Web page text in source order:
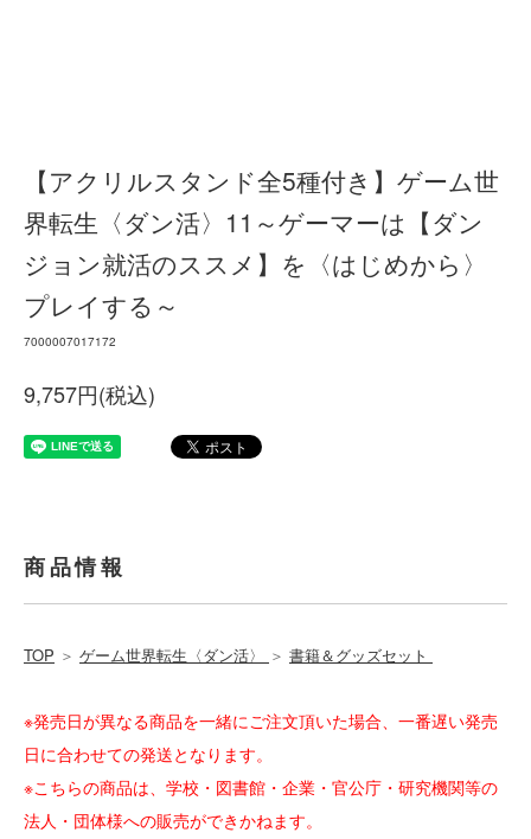
【アクリルスタンド全5種付き】ゲーム世
界転生〈ダン活〉11～ゲーマーは【ダン
ジョン就活のススメ】を〈はじめから〉
プレイする～
7000007017172
9,757円(税込)
商品情報
TOP ＞ ゲーム世界転生〈ダン活〉 ＞ 書籍＆グッズセット
※発売日が異なる商品を一緒にご注文頂いた場合、一番遅い発売
日に合わせての発送となります。
※こちらの商品は、学校・図書館・企業・官公庁・研究機関等の
法人・団体様への販売ができかねます。